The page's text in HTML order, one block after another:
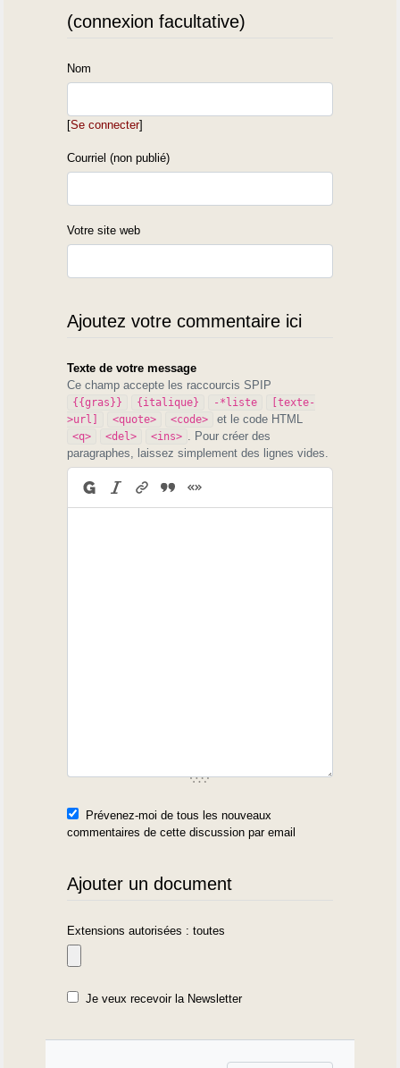
(connexion facultative)
Nom
[Se connecter]
Courriel (non publié)
Votre site web
Ajoutez votre commentaire ici
Texte de votre message
Ce champ accepte les raccourcis SPIP
{{gras}} {italique} -*liste
[texte-
>url]
<quote> <code> et le code HTML
<q> <del> <ins>
. Pour créer des
paragraphes, laissez simplement des lignes vides.
Prévenez-moi de tous les nouveaux
commentaires de cette discussion par email
Ajouter un document
Extensions autorisées : toutes
Je veux recevoir la Newsletter